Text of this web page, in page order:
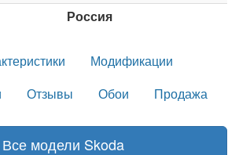
Россия
Модификации
Отзывы Обои Продажа
Все модели Skoda